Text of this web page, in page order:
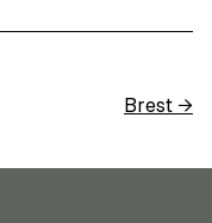
Brest →